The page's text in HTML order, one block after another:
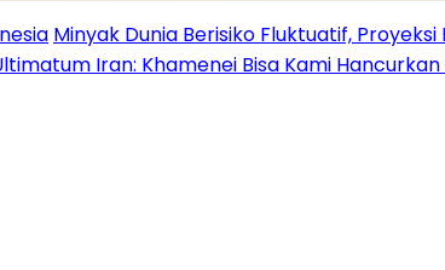
Minyak Dunia Berisiko Fluktuatif,
Iran: Khamenei Bisa Kami